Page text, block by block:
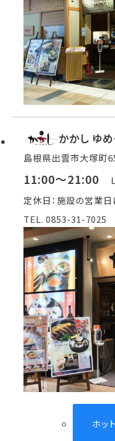
かかし ゆ
島根県出雲市大塚町
11:00～21:00
定休日：施設の営業日
TEL. 0853-31-7025
ホッ